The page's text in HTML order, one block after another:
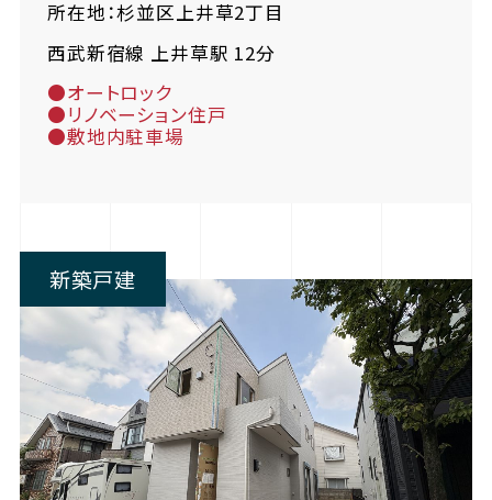
所在地：杉並区上井草2丁目
西武新宿線 上井草駅 12分
●オートロック
●リノベーション住戸
●敷地内駐車場
新築戸建